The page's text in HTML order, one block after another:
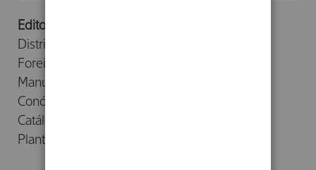
Editorial
Distribuidores
Foreign Rights
Manuscritos
Conócenos
Catálogos
Planta Baja